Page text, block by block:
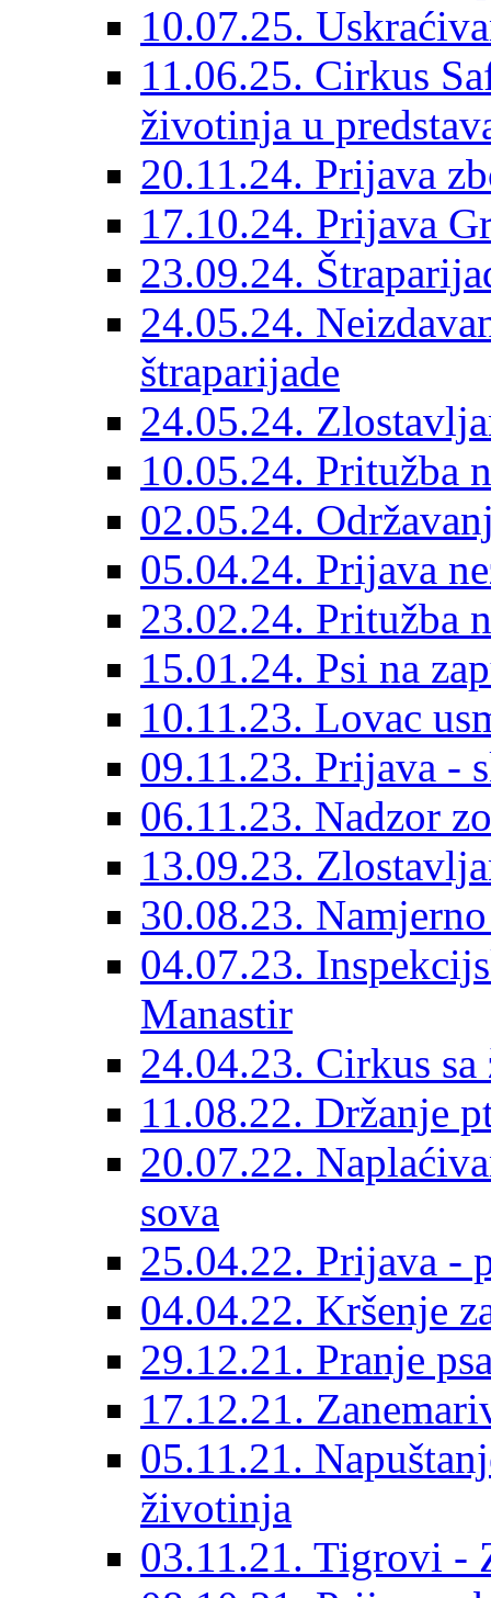
10.07.25.
11.06.25. Cirkus
životinja u
20.11.24. Prijava
17.10.24. Prijava
23.09.24.
24.05.24.
štraparijade
24.05.24.
10.05.24. Pritužba
02.05.24.
05.04.24. Prijava
23.02.24. Pritužba
15.01.24. Psi na
10.11.23. Lovac
09.11.23. Prijava -
06.11.23. Nadzor
13.09.23.
30.08.23.
04.07.23.
Manastir
24.04.23. Cirkus
11.08.22. Držanje
20.07.22.
sova
25.04.22. Prijava -
04.04.22. Kršenje
29.12.21. Pranje
17.12.21.
05.11.21.
životinja
03.11.21. Tigrovi -